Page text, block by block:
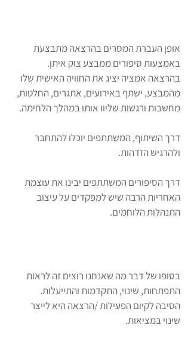
אופן העברת המסרים בהרצאה מתבצעת
באמצעות סיפורים ממבצע צוק איתן.
בהרצאה אמציה יציג את החוויה האישית שלו
מהמבצע, ישתף באירועים, אתגרים, החלטות,
מחשבות ורגשות שליוו אותו במהלך הלחימה.
דרך השיתוף, המשתתפים יוכלו להתחבר
ולהרגיש הזדהות.
דרך הסיפורים המשתתפים יבינו את עוצמת
האחריות הרבה שיש למפקדים על עיצוב
התנהלות הלוחמים.
בסופו של דבר מה שאנחנו רוצים זה לראות
התפתחות, שינוי, התקדמות והתייעלות.
הסיבה לקיום הפעילות /הרצאה היא לייצר
שינוי במציאות.